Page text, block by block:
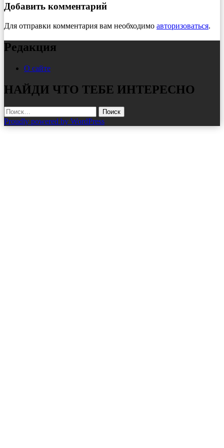
Добавить комментарий
Для отправки комментария вам необходимо авторизоваться.
Редакция
О сайте
НАЙДИ ЧТО ТЕБЕ ИНТЕРЕСНО
Найти:
Proudly powered by WordPress